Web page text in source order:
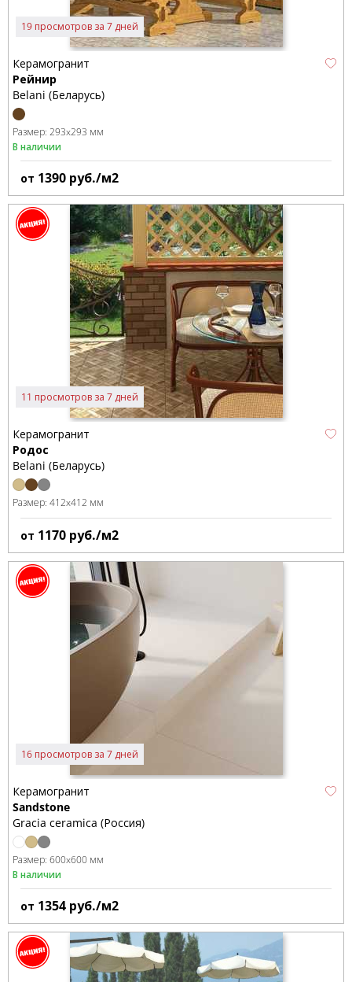
19 просмотров за 7 дней
Керамогранит
Рейнир
Belani (Беларусь)
Размер: 293x293 мм
В наличии
от 1390 руб./м2
11 просмотров за 7 дней
Керамогранит
Родос
Belani (Беларусь)
Размер: 412x412 мм
от 1170 руб./м2
16 просмотров за 7 дней
Керамогранит
Sandstone
Gracia ceramica (Россия)
Размер: 600x600 мм
В наличии
от 1354 руб./м2